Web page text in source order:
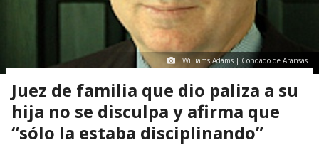
Williams Adams | Condado de Aransas
Juez de familia que dio paliza a su
hija no se disculpa y afirma que
“sólo la estaba disciplinando”